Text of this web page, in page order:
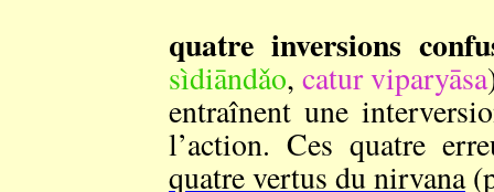
quatre inversions
sìdiāndǎo, catur viparyāsa
entraînent une
l’action. Ces quatre
quatre vertus du nirvana